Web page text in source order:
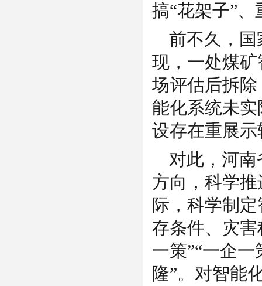
搞“花架子”
前不久，
现，一处煤
场评估后拆
能化系统未
设存在重展示
对此，河
方向，科学
际，科学制
存条件、灾
一策”“一企一
隆”。对智能